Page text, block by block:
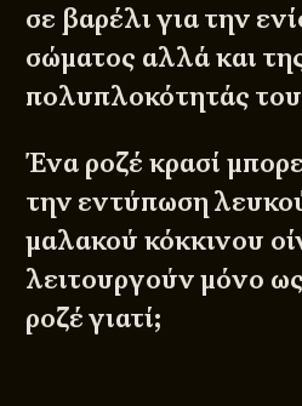
σε βαρέλι για την
σώματος αλλά και
πολυπλοκότητάς
Ένα ροζέ κρασί
την εντύπωση
μαλακού κόκκινου
λειτουργούν μόνο
ροζέ γιατί;